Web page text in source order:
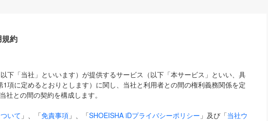
約
下「当社」といいます）が提供するサービス（以下「本サービス」といい、具
項に定めるとおりとします）に関し、当社と利用者との間の権利義務関係を定
社との間の契約を構成します。
いて 」、「免責事項 」、「SHOEISHA iDプライバシーポリシー 」及び「当社ウ